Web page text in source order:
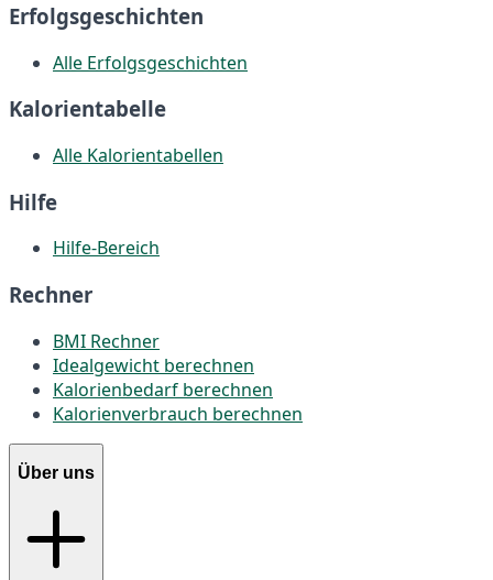
Erfolgsgeschichten
Alle Erfolgsgeschichten
Kalorientabelle
Alle Kalorientabellen
Hilfe
Hilfe-Bereich
Rechner
BMI Rechner
Idealgewicht berechnen
Kalorienbedarf berechnen
Kalorienverbrauch berechnen
Über uns